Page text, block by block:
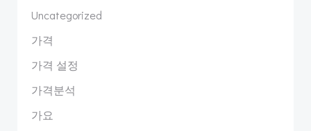
Uncategorized
가격
가격 설정
가격분석
가요